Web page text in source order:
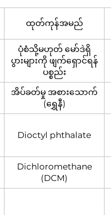
ထုတ်ကုန်အမည်
ပုံစံသို့မဟုတ် မော်ဒဲရှိ
ပွားများကို ဖျက်ရှောင်ရန်
ပစ္စည်း
အိပ်ခတ်မှု အစားသောက်
(ရွှေနီ)
Dioctyl phthalate
Dichloromethane
(DCM)